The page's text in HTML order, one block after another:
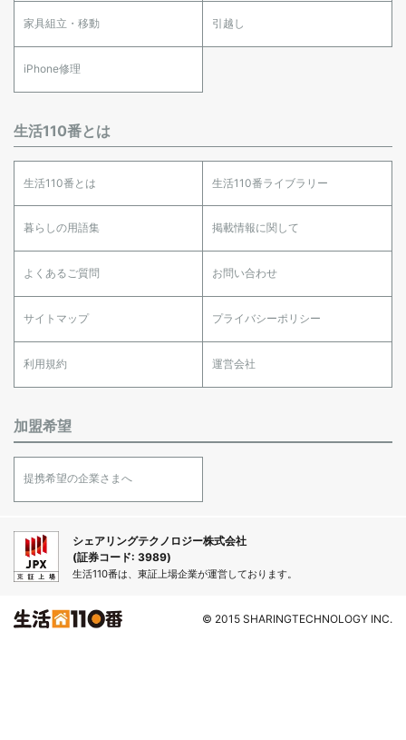
家具組立・移動 引越し
iPhone修理
生活110番とは
生活110番とは 生活110番ライブラリー
暮らしの用語集 掲載情報に関して
よくあるご質問 お問い合わせ
サイトマップ プライバシーポリシー
利用規約 運営会社
加盟希望
提携希望の企業さまへ
シェアリングテクノロジー株式会社
(証券コード: 3989)
生活110番は、東証上場企業が運営しております。
© 2015 SHARINGTECHNOLOGY INC.